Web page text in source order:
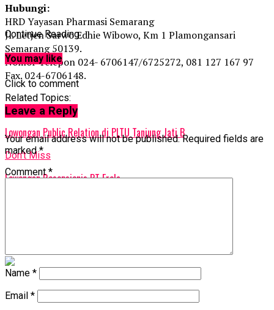
Hubungi:
HRD Yayasan Pharmasi Semarang
Jl. Letjen Sarwo Edhie Wibowo, Km 1 Plamongansari
Semarang 50139.
Nomor Telepon 024- 6706147/6725272, 081 127 167 97
Fax. 024-6706148.
Related Topics:
Up Next
Lowongan Public Relation di PLTU Tanjung Jati B
Don't Miss
Lowongan Resepsionis PT Erela
Continue Reading
You may like
Click to comment
Leave a Reply
Your email address will not be published. Required fields are
marked*
Comment*
Name *
Email *